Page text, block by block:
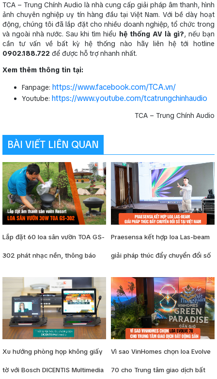
TCA – Trung Chính Audio là nhà cung cấp giải pháp âm thanh, hình
ảnh chuyên nghiệp uy tín hàng đầu tại Việt Nam. Với bề dày hoạt
động, chúng tôi đã lắp đặt cho nhiều doanh nghiệp, tổ chức trong
và ngoài nhà nước. Sau khi tìm hiểu hệ thống AV là gì?, nếu bạn
cần tư vấn về bất kỳ hệ thống nào hãy liên hệ tới hotline
0902.188.722 để được hỗ trợ nhanh nhất.
Xem thêm thông tin tại:
Fanpage: https://www.facebook.com/TCA.vn/
Youtube: https://www.youtube.com/tcatrungchinhaudio
TCA – Trung Chính Audio
BÀI VIẾT LIÊN QUAN
Lắp đặt 60 loa sân vườn TOA GS-
302 phát nhạc nền, thông báo
Praesensa kết hợp loa Las-beam
giải pháp thúc đẩy chuyển đổi số
Xu hướng phòng họp không giấy
tờ với Bosch DICENTIS Multimedia
Vì sao VinHomes chọn loa Evolve
70 cho Trung tâm giao dịch bất